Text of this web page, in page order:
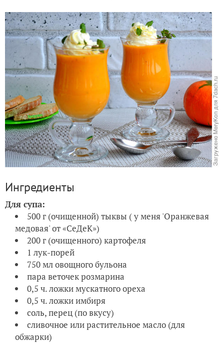
Ингредиенты
Для супа:
500 г (очищенной) тыквы ( у меня 'Оранжевая
медовая' от «СеДеК»)
200 г (очищенного) картофеля
1 лук-порей
750 мл овощного бульона
пара веточек розмарина
0,5 ч. ложки мускатного ореха
0,5 ч. ложки имбиря
соль, перец (по вкусу)
сливочное или растительное масло (для
обжарки)